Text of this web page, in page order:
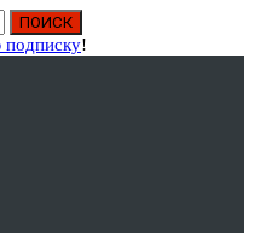
подписку!